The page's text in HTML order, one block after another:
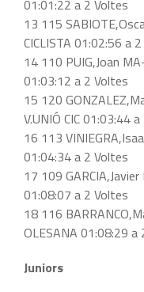
01:01:22 a 2 Voltes
13 115
CICLISTA 01:02:56 a
14 110 PUIG,Joan
01:03:12 a 2 Voltes
15 120
V.UNIÓ CIC 01:03:44
16 113
01:04:34 a 2 Voltes
17 109
01:08:07 a 2 Voltes
18 116
OLESANA 01:08:29 a
Juniors